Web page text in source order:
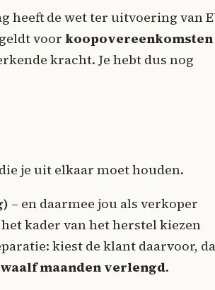
heeft de wet ter uitvoering van
voor koopovereenkomsten
kracht. Je hebt dus nog
je uit elkaar moet houden.
– en daarmee jou als verkoper
kader van het herstel kiezen
kiest de klant daarvoor,
maanden verlengd.